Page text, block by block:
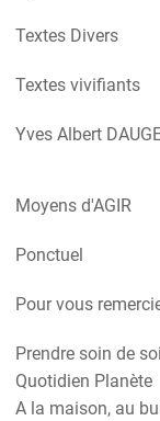
Textes Divers
Textes vivifiants
Yves Albert
Moyens d'AGIR
Ponctuel
Pour vous
Prendre soin de soi
Quotidien Planète
A la maison, au